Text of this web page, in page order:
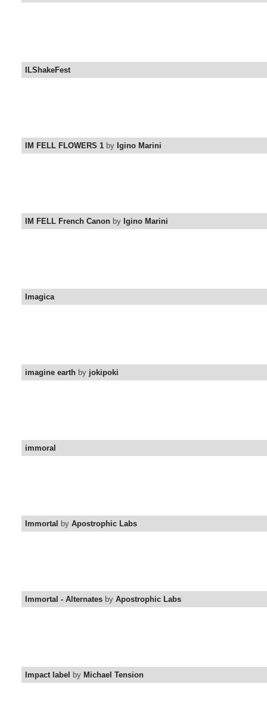
ILShakeFest
IM FELL FLOWERS 1 by Igino Marini
IM FELL French Canon by Igino Marini
Imagica
imagine earth by jokipoki
immoral
Immortal by Apostrophic Labs
Immortal - Alternates by Apostrophic Labs
Impact label by Michael Tension